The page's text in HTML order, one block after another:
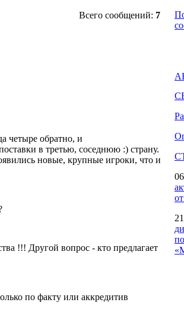
Всего сообщений: 7
четыре обратно, и
в третью, соседнюю :) страну.
новые, крупные игроки, что и
!!! Другой вопрос - кто предлагает
по факту или аккредитив